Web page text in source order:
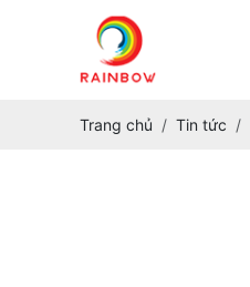
Trang chủ Tin tức